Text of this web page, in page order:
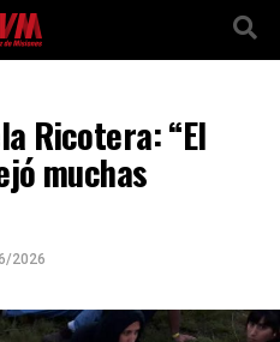
Ricotera: “El
muchas
2026